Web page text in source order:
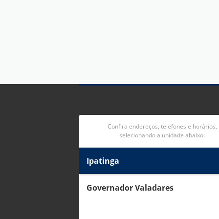
Confira endereços, telefones e horários,
selecionando a unidade abaixo:
Ipatinga
Governador Valadares